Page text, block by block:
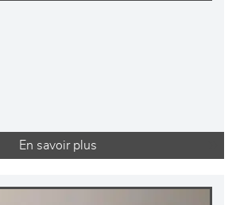
En savoir plus